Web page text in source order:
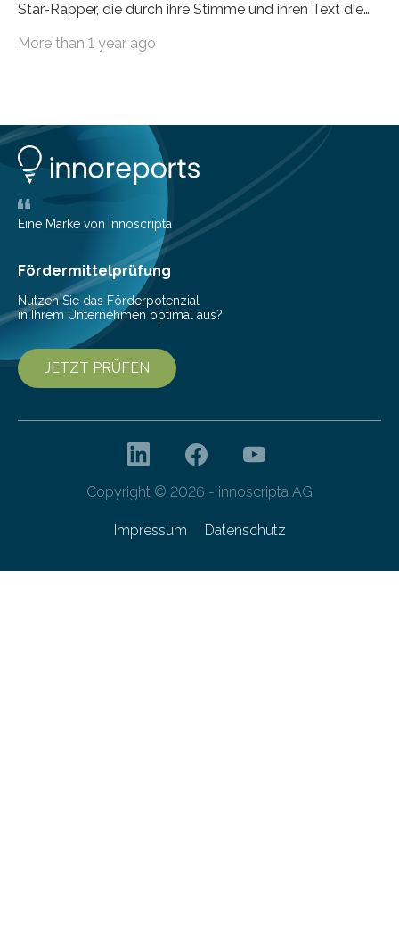
Star-Rapper, die durch ihre Stimme und ihren Text die
beanspruchen. In der Fachliteratur finden sich bislang
Universität Hamburg konnte nun in einer im Journal of
the Audio Engineering Society veröffentlichten Studie
belegen, dass es eindeutig die Produzenten sind. Um
die…
More than 1 year ago
Eine Marke von innoscripta
Fördermittelprüfung
Nutzen Sie das Förderpotenzial
in Ihrem Unternehmen optimal aus?
JETZT PRÜFEN
Copyright © 2026 - innoscripta AG
Impressum Datenschutz